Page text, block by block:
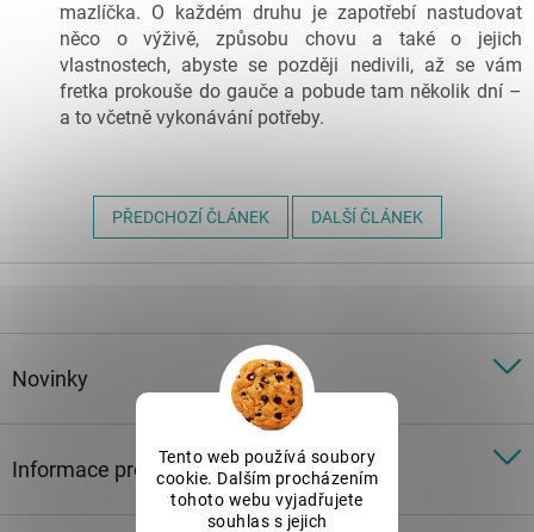
Tento web používá soubory
cookie. Dalším procházením
tohoto webu vyjadřujete
souhlas s jejich
mazlíčka. O každém druhu je zapotřebí nastudovat
něco o výživě, způsobu chovu a také o jejich
vlastnostech, abyste se později nedivili, až se vám
fretka prokouše do gauče a pobude tam několik dní –
a to včetně vykonávání potřeby.
PŘEDCHOZÍ ČLÁNEK DALŠÍ ČLÁNEK
p
Informace pro vás
Novinky